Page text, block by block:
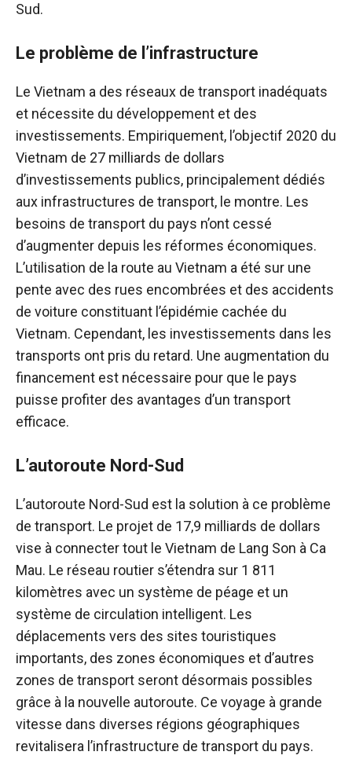
Sud.
Le problème de l’infrastructure
Le Vietnam a des réseaux de transport inadéquats
et nécessite du développement et des
investissements. Empiriquement, l’objectif 2020 du
Vietnam de 27 milliards de dollars
d’investissements publics, principalement dédiés
aux infrastructures de transport, le montre. Les
besoins de transport du pays n’ont cessé
d’augmenter depuis les réformes économiques.
L’utilisation de la route au Vietnam a été sur une
pente avec des rues encombrées et des accidents
de voiture constituant l’épidémie cachée du
Vietnam. Cependant, les investissements dans les
transports ont pris du retard. Une augmentation du
financement est nécessaire pour que le pays
puisse profiter des avantages d’un transport
efficace.
L’autoroute Nord-Sud
L’autoroute Nord-Sud est la solution à ce problème
de transport. Le projet de 17,9 milliards de dollars
vise à connecter tout le Vietnam de Lang Son à Ca
Mau. Le réseau routier s’étendra sur 1 811
kilomètres avec un système de péage et un
système de circulation intelligent. Les
déplacements vers des sites touristiques
importants, des zones économiques et d’autres
zones de transport seront désormais possibles
grâce à la nouvelle autoroute. Ce voyage à grande
vitesse dans diverses régions géographiques
revitalisera l’infrastructure de transport du pays.